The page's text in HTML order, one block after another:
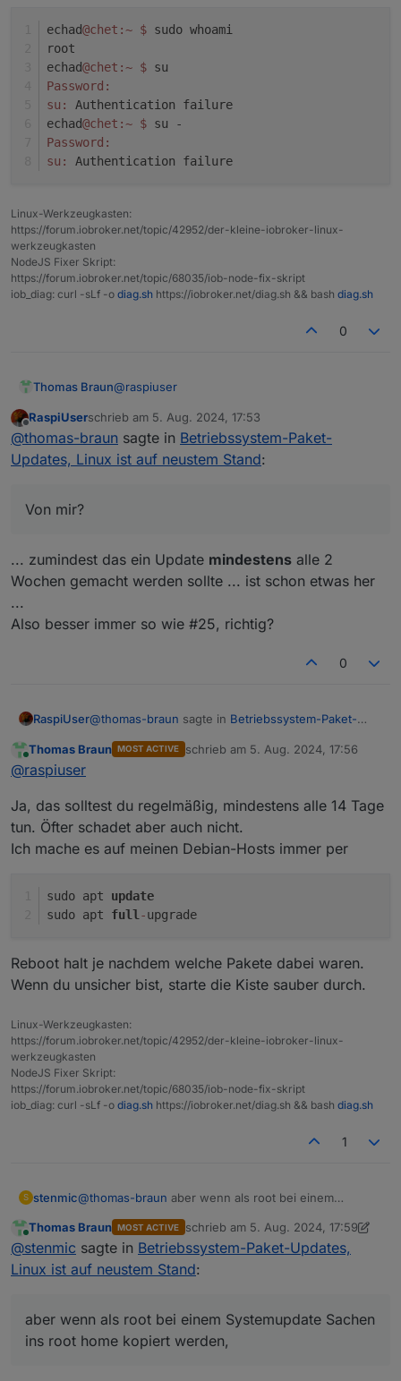
echad@chet :~ $ sudo whoami
root
echad@chet :~ $ su
Password:
su:
Authentication failure
echad@chet :~ $ su -
Password:
su:
Authentication failure
Linux-Werkzeugkasten:
https://forum.iobroker.net/topic/42952/der-kleine-iobroker-linux-
werkzeugkasten
NodeJS Fixer Skript:
https://forum.iobroker.net/topic/68035/iob-node-fix-skript
iob_diag: curl -sLf -o diag.sh https://iobroker.net/diag.sh && bash diag.sh
0
Thomas Braun@raspiuser
Von mir?
Ungewöhnlich.
Statt apt-get verwende ich eigentlich eher apt.
Offline
RaspiUserschrieb am 5. Aug. 2024, 17:53
zuletzt editiert von
@thomas-braun sagte in Betriebssystem-Paket-
Updates, Linux ist auf neustem Stand:
Von mir?
... zumindest das ein Update mindestens alle 2
Wochen gemacht werden sollte ... ist schon etwas her
...
Also besser immer so wie #25, richtig?
0
RaspiUser@thomas-braun sagte in Betriebssystem-Paket-
... zumindest das ein Updatemindestensalle 2
Wochen gemacht werden sollte ... ist schon etwas
her ...
Online
Thomas Braun MOST ACTIVE schrieb am 5. Aug. 2024, 17:56
zuletzt editiert von
@raspiuser
Ja, das solltest du regelmäßig, mindestens alle 14 Tage
tun. Öfter schadet aber auch nicht.
Ich mache es auf meinen Debian-Hosts immer per
sudo apt update
sudo apt full -upgrade
Reboot halt je nachdem welche Pakete dabei waren.
Wenn du unsicher bist, starte die Kiste sauber durch.
Linux-Werkzeugkasten:
https://forum.iobroker.net/topic/42952/der-kleine-iobroker-linux-
werkzeugkasten
NodeJS Fixer Skript:
https://forum.iobroker.net/topic/68035/iob-node-fix-skript
iob_diag: curl -sLf -o diag.sh https://iobroker.net/diag.sh && bash diag.sh
1
S stenmic@thomas-braun aber wenn als root bei einem
dann ist Linux für mich fragwürdig. (nur zur Info, ich
bin brav als User mit sudo unterwegs, find die
pauschalen Antworten „warum als root geupt“ immer
Online
Thomas Braun MOST ACTIVE schrieb am 5. Aug. 2024, 17:59
zuletzt editiert von Thomas Braun
@stenmic sagte in Betriebssystem-Paket-Updates,
Linux ist auf neustem Stand:
aber wenn als root bei einem Systemupdate Sachen
ins root home kopiert werden,